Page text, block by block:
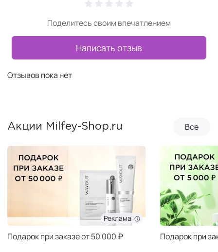
Поделитесь своим впечатлением
Написать отзыв
Отзывов пока нет
Акции Milfey-Shop.ru Все
Реклама
Подарок при заказе от 50 000 ₽ Подарок при